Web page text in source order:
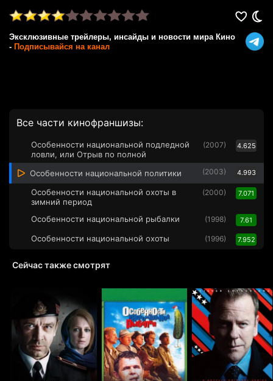
Эксклюзивные трейлеры, инсайды и новости мира Кино
- Подписывайся на канал
Все части кинофраншизы:
Особенности национальной подледной
ловли, или Отрыв по полной
(2007) 4.625
Особенности национальной политики (2003) 4.993
Особенности национальной охоты в
зимний период
(2000) 7.071
Особенности национальной рыбалки (1998) 7.61
Особенности национальной охоты (1996) 7.952
Сейчас также смотрят